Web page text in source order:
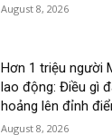
August 8, 2026
Hơn 1 triệu người
lao động: Điều gì
hoảng lên đỉnh
August 8, 2026